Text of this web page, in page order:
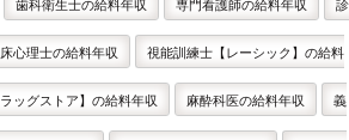
歯科衛生士の給料年収 専門看護師の給料年収 診
心理士の給料年収 視能訓練士【レーシック】の給料
ッグストア】の給料年収 麻酔科医の給料年収 義